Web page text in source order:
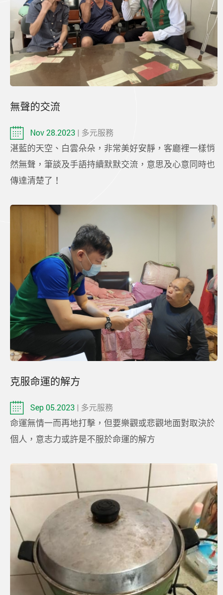
無聲的交流
Nov 28.2023 | 多元服務
湛藍的天空、白雲朵朵，非常美好安靜，客廳裡一樣悄
然無聲，筆談及手語持續默默交流，意思及心意同時也
傳達清楚了！
克服命運的解方
Sep 05.2023 | 多元服務
命運無情一而再地打擊，但要樂觀或悲觀地面對取決於
個人，意志力或許是不服於命運的解方